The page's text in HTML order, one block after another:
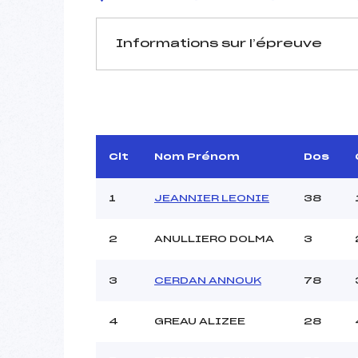
Informations sur l’épreuve
D.T Adjoint :
Dir. Epreuve :
Pénalité appliquée :
Clt Nom Prénom Dos
1 JEANNIER LEONIE 38
2 ANULLIERO DOLMA 3
3 CERDAN ANNOUK 78
4 GREAU ALIZEE 28